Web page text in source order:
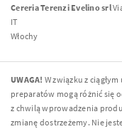
Cereria Terenzi Evelino srl
IT
Włochy
UWAGA! W związku z
preparatów mogą różnić się
z chwilą wprowadzenia
zmianę dostrzeżemy. Nie